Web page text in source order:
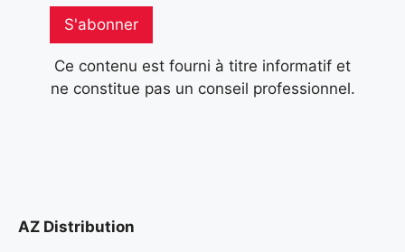
S'abonner
Ce contenu est fourni à titre informatif et
ne constitue pas un conseil professionnel.
AZ Distribution